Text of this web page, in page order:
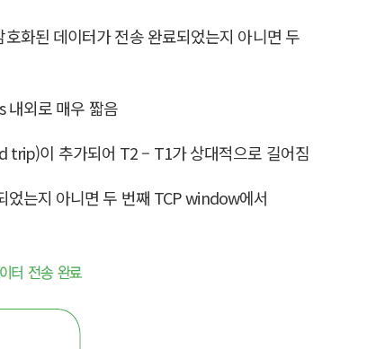
호화된 데이터가 전송 완료되었는지 아니면 두
내외로 매우 짧음
trip)이 추가되어 T2 – T1가 상대적으로 길어짐
는지 아니면 두 번째 TCP window에서